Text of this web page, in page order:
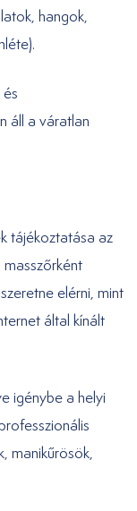
hangok,
áll a váratlan
tájékoztatása az
elérni, mint
által kínált
igénybe a helyi
manikűrösök,